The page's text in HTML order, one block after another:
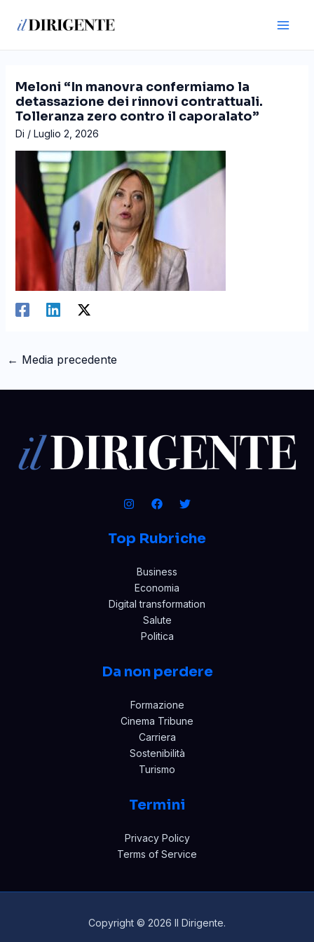
Meloni “In manovra confermiamo la
detassazione dei rinnovi contrattuali.
Tolleranza zero contro il caporalato”
Di / Luglio 2, 2026
articoli
← Media precedente
Top Rubriche
Business
Economia
Digital transformation
Salute
Politica
Da non perdere
Formazione
Cinema Tribune
Carriera
Sostenibilità
Turismo
Termini
Privacy Policy
Terms of Service
Copyright © 2026 Il Dirigente.